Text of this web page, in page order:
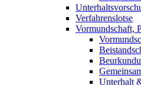
Verfahrenslotse
Vormundschaft,
Unterhalt